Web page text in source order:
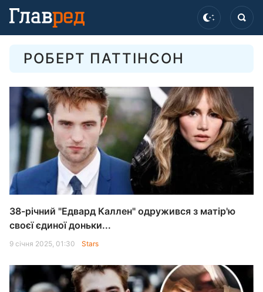
РОБЕРТ ПАТТІНСОН
38-річний "Едвард Каллен" одружився з матір'ю
своєї єдиної доньки...
9 січня 2025, 01:30 Stars